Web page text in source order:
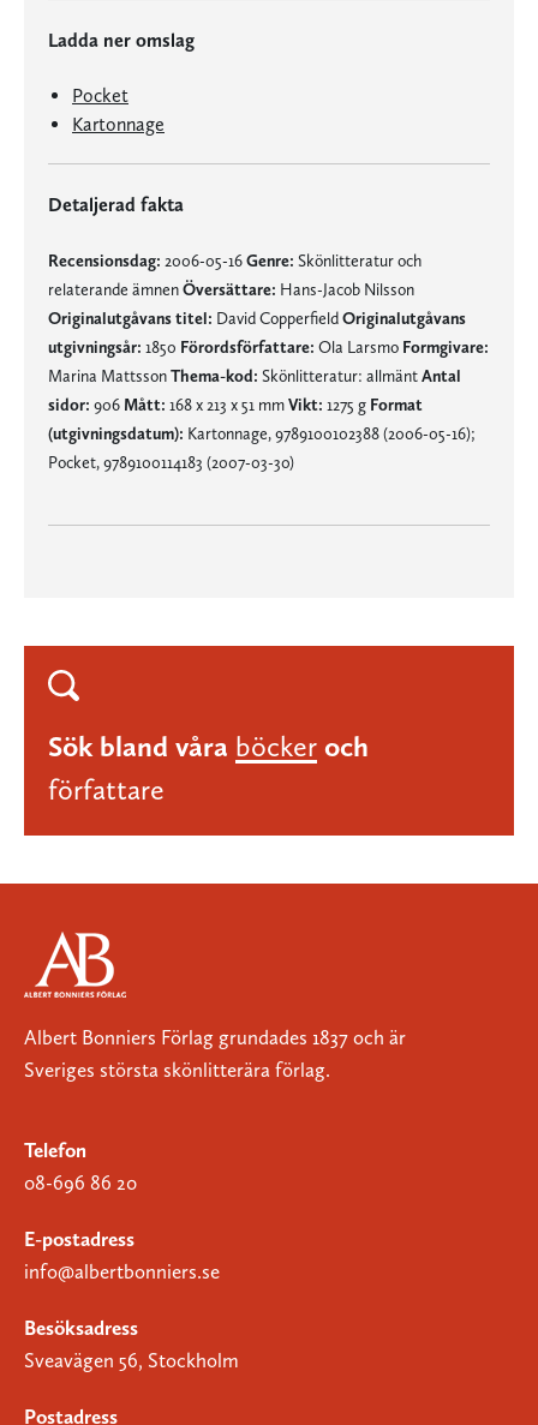
Ladda ner omslag
Pocket
Kartonnage
Detaljerad fakta
Recensionsdag: 2006-05-16Genre: Skönlitteratur och
relaterande ämnenÖversättare: Hans-Jacob Nilsson
Originalutgåvans titel: David CopperfieldOriginalutgåvans
utgivningsår: 1850 Förordsförfattare: Ola Larsmo Formgivare:
Marina MattssonThema-kod: Skönlitteratur: allmäntAntal
sidor: 906 Mått: 168 x 213 x 51 mmVikt: 1275 g Format
(utgivningsdatum): Kartonnage, 9789100102388 (2006-05-16);
Pocket, 9789100114183 (2007-03-30)
Sök bland våra böcker och
författare
Albert Bonniers Förlag grundades 1837 och är
Sveriges största skönlitterära förlag.
Telefon
08-696 86 20
E-postadress
info@albertbonniers.se
Besöksadress
Sveavägen 56, Stockholm
Postadress